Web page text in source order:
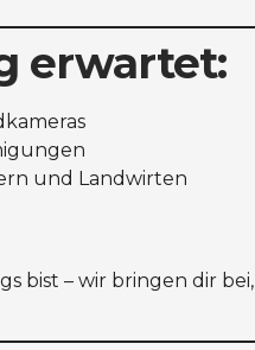
erwartet:
und Landwirten
bist – wir bringen dir bei,